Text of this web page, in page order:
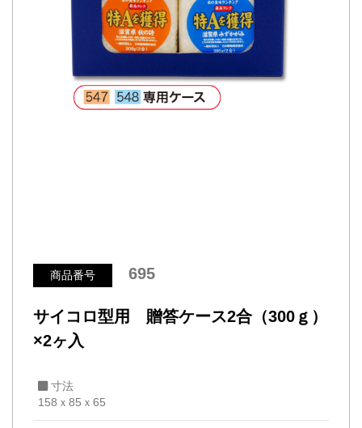
商品番号 695
サイコロ型用 贈答ケース2合（300ｇ）
×2ヶ入
寸法
158ｘ85ｘ65